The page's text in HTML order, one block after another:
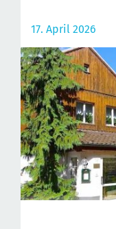
17. April 2026